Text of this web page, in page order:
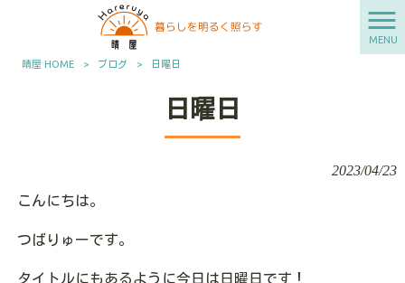
MENU
晴屋 HOME > ブログ > 日曜日
日曜日
2023/04/23
­こんにちは。
つばりゅーです。
タイトルにもあるように今日は日曜日です！